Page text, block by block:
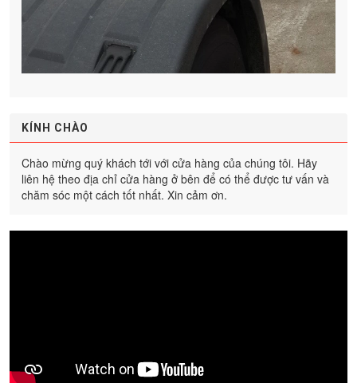
KÍNH CHÀO
Chào mừng quý khách tới với cửa hàng của chúng tôi. Hãy
liên hệ theo địa chỉ cửa hàng ở bên để có thể được tư vấn và
chăm sóc một cách tốt nhất. Xin cảm ơn.